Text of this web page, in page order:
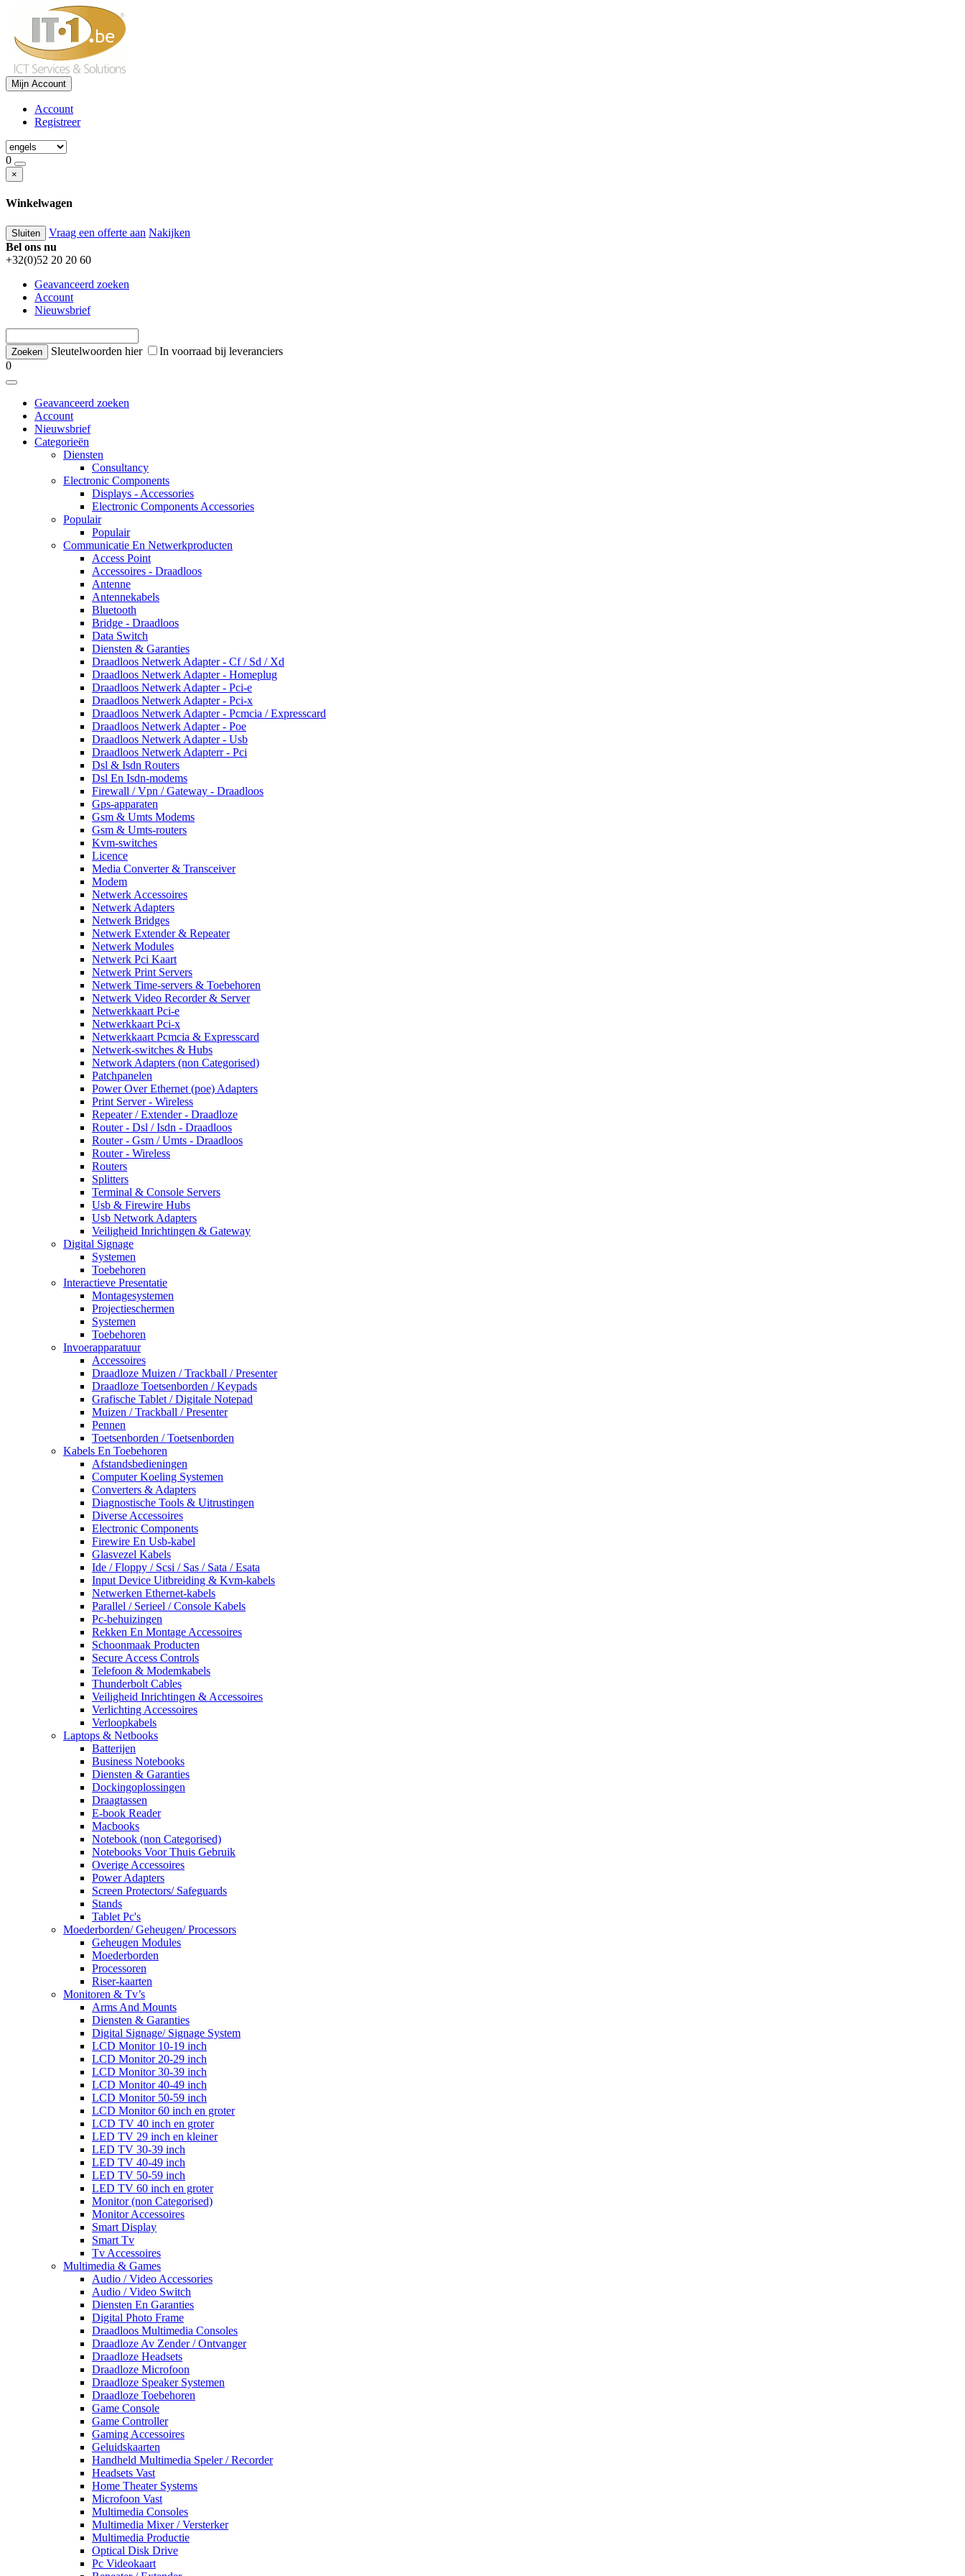
Mijn Account
Account
Registreer
0
×
Winkelwagen
Sluiten Vraag een offerte aan Nakijken
Bel ons nu
+32(0)52 20 20 60
Geavanceerd zoeken
Account
Nieuwsbrief
Sleutelwoorden hier
In voorraad bij leveranciers
0
Geavanceerd zoeken
Account
Nieuwsbrief
Categorieën
Diensten
Consultancy
Electronic Components
Displays - Accessories
Electronic Components Accessories
Populair
Populair
Communicatie En Netwerkproducten
Access Point
Accessoires - Draadloos
Antenne
Antennekabels
Bluetooth
Bridge - Draadloos
Data Switch
Diensten & Garanties
Draadloos Netwerk Adapter - Cf / Sd / Xd
Draadloos Netwerk Adapter - Homeplug
Draadloos Netwerk Adapter - Pci-e
Draadloos Netwerk Adapter - Pci-x
Draadloos Netwerk Adapter - Pcmcia / Expresscard
Draadloos Netwerk Adapter - Poe
Draadloos Netwerk Adapter - Usb
Draadloos Netwerk Adapterr - Pci
Dsl & Isdn Routers
Dsl En Isdn-modems
Firewall / Vpn / Gateway - Draadloos
Gps-apparaten
Gsm & Umts Modems
Gsm & Umts-routers
Kvm-switches
Licence
Media Converter & Transceiver
Modem
Netwerk Accessoires
Netwerk Adapters
Netwerk Bridges
Netwerk Extender & Repeater
Netwerk Modules
Netwerk Pci Kaart
Netwerk Print Servers
Netwerk Time-servers & Toebehoren
Netwerk Video Recorder & Server
Netwerkkaart Pci-e
Netwerkkaart Pci-x
Netwerkkaart Pcmcia & Expresscard
Netwerk-switches & Hubs
Network Adapters (non Categorised)
Patchpanelen
Power Over Ethernet (poe) Adapters
Print Server - Wireless
Repeater / Extender - Draadloze
Router - Dsl / Isdn - Draadloos
Router - Gsm / Umts - Draadloos
Router - Wireless
Routers
Splitters
Terminal & Console Servers
Usb & Firewire Hubs
Usb Network Adapters
Veiligheid Inrichtingen & Gateway
Digital Signage
Systemen
Toebehoren
Interactieve Presentatie
Montagesystemen
Projectieschermen
Systemen
Toebehoren
Invoerapparatuur
Accessoires
Draadloze Muizen / Trackball / Presenter
Draadloze Toetsenborden / Keypads
Grafische Tablet / Digitale Notepad
Muizen / Trackball / Presenter
Pennen
Toetsenborden / Toetsenborden
Kabels En Toebehoren
Afstandsbedieningen
Computer Koeling Systemen
Converters & Adapters
Diagnostische Tools & Uitrustingen
Diverse Accessoires
Electronic Components
Firewire En Usb-kabel
Glasvezel Kabels
Ide / Floppy / Scsi / Sas / Sata / Esata
Input Device Uitbreiding & Kvm-kabels
Netwerken Ethernet-kabels
Parallel / Serieel / Console Kabels
Pc-behuizingen
Rekken En Montage Accessoires
Schoonmaak Producten
Secure Access Controls
Telefoon & Modemkabels
Thunderbolt Cables
Veiligheid Inrichtingen & Accessoires
Verlichting Accessoires
Verloopkabels
Laptops & Netbooks
Batterijen
Business Notebooks
Diensten & Garanties
Dockingoplossingen
Draagtassen
E-book Reader
Macbooks
Notebook (non Categorised)
Notebooks Voor Thuis Gebruik
Overige Accessoires
Power Adapters
Screen Protectors/ Safeguards
Stands
Tablet Pc's
Moederborden/ Geheugen/ Processors
Geheugen Modules
Moederborden
Processoren
Riser-kaarten
Monitoren & Tv’s
Arms And Mounts
Diensten & Garanties
Digital Signage/ Signage System
LCD Monitor 10-19 inch
LCD Monitor 20-29 inch
LCD Monitor 30-39 inch
LCD Monitor 40-49 inch
LCD Monitor 50-59 inch
LCD Monitor 60 inch en groter
LCD TV 40 inch en groter
LED TV 29 inch en kleiner
LED TV 30-39 inch
LED TV 40-49 inch
LED TV 50-59 inch
LED TV 60 inch en groter
Monitor (non Categorised)
Monitor Accessoires
Smart Display
Smart Tv
Tv Accessoires
Multimedia & Games
Audio / Video Accessories
Audio / Video Switch
Diensten En Garanties
Digital Photo Frame
Draadloos Multimedia Consoles
Draadloze Av Zender / Ontvanger
Draadloze Headsets
Draadloze Microfoon
Draadloze Speaker Systemen
Draadloze Toebehoren
Game Console
Game Controller
Gaming Accessoires
Geluidskaarten
Handheld Multimedia Speler / Recorder
Headsets Vast
Home Theater Systems
Microfoon Vast
Multimedia Consoles
Multimedia Mixer / Versterker
Multimedia Productie
Optical Disk Drive
Pc Videokaart